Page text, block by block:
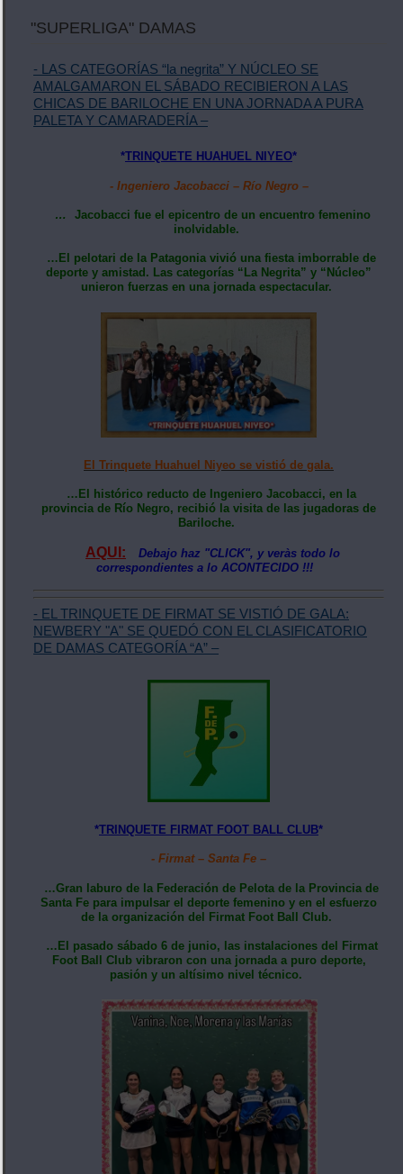
"SUPERLIGA" DAMAS
- LAS CATEGORÍAS “la negrita” Y NÚCLEO SE
AMALGAMARON EL SÁBADO RECIBIERON A LAS
CHICAS DE BARILOCHE EN UNA JORNADA A PURA
PALETA Y CAMARADERÍA –
*TRINQUETE HUAHUEL NIYEO*
- Ingeniero Jacobacci – Río Negro –
…
Jacobacci fue el epicentro de un encuentro femenino
inolvidable.
…El pelotari de la Patagonia vivió una fiesta imborrable de
deporte y amistad. Las categorías “La Negrita” y “Núcleo”
unieron fuerzas en una jornada espectacular.
El Trinquete Huahuel Niyeo se vistió de gala.
…El histórico reducto de Ingeniero Jacobacci, en la
provincia de Río Negro, recibió la visita de las jugadoras de
Bariloche.
AQUI:
Debajo haz "CLICK", y veràs todo lo
correspondientes a lo ACONTECIDO !!!
- EL TRINQUETE DE FIRMAT SE VISTIÓ DE GALA:
NEWBERY "A" SE QUEDÓ CON EL CLASIFICATORIO
DE DAMAS CATEGORÍA “A” –
*TRINQUETE FIRMAT FOOT BALL CLUB*
- Firmat – Santa Fe –
…Gran laburo de la Federación de Pelota de la Provincia de
Santa Fe para impulsar el deporte femenino y en el esfuerzo
de la organización del Firmat Foot Ball Club.
…El pasado sábado 6 de junio, las instalaciones del Firmat
Foot Ball Club vibraron con una jornada a puro deporte,
pasión y un altísimo nivel técnico.